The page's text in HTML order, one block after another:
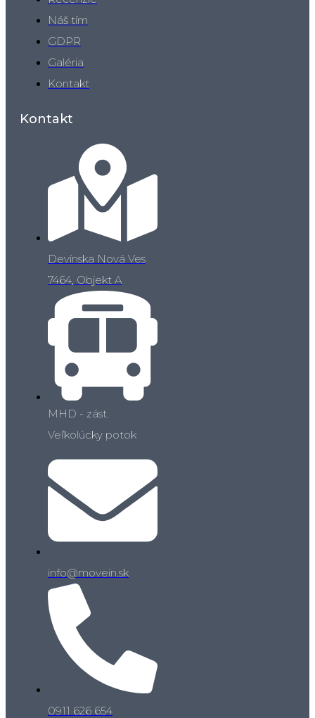
Náš tím
GDPR
Galéria
Kontakt
Kontakt
Devínska Nová Ves
7464, Objekt A
MHD - zást.
Veľkolúcky potok
info@movein.sk
0911 626 654